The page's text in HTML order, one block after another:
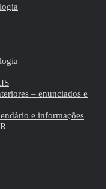
– enunciados e
e informações